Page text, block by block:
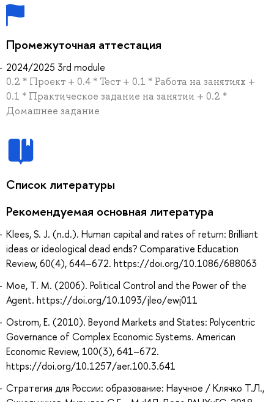
Промежуточная аттестация
2024/2025 3rd module
0.2 * Проект + 0.4 * Тест + 0.1 * Работа на занятиях +
0.1 * Практическое задание на занятии + 0.2 *
Домашнее задание
Список литературы
Рекомендуемая основная литература
Klees, S. J. (n.d.). Human capital and rates of return: Brilliant
ideas or ideological dead ends? Comparative Education
Review, 60(4), 644–672. https://doi.org/10.1086/688063
Moe, T. M. (2006). Political Control and the Power of the
Agent. https://doi.org/10.1093/jleo/ewj011
Ostrom, E. (2010). Beyond Markets and States: Polycentric
Governance of Complex Economic Systems. American
Economic Review, 100(3), 641–672.
https://doi.org/10.1257/aer.100.3.641
Стратегия для России: образование: Научное / Клячко Т.Л.,